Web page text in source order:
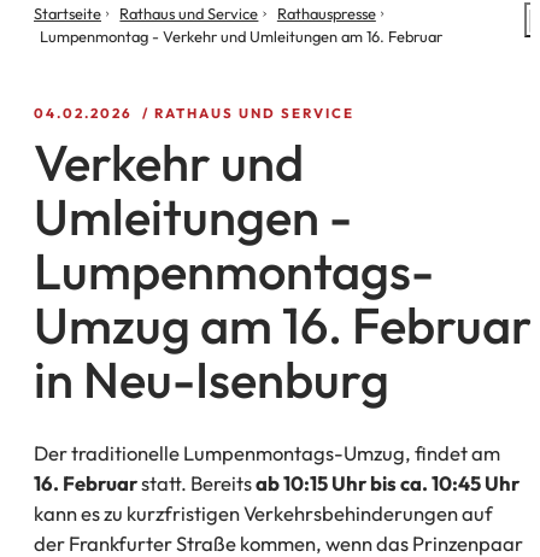
Sie
befinden
Startseite Rathaus und Service
Rathauspresse
Lumpenmontag - Verkehr und Umleitungen am 16. Februar
04.02.2026 RATHAUS UND SERVICE
Verkehr und
Umleitungen -
Lumpenmontags-
Umzug am 16. Februar
in Neu-Isenburg
Der traditionelle Lumpenmontags-Umzug, findet am
16. Februarstatt. Bereitsab 10:15 Uhr bis ca. 10:45 Uhr
kann es zu kurzfristigen Verkehrsbehinderungen auf
der Frankfurter Straße kommen, wenn das Prinzenpaar